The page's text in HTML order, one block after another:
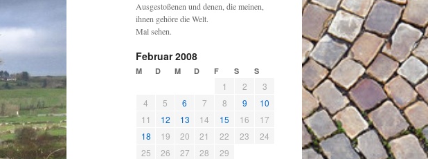
Ausgestoßenen und denen, die meinen,
ihnen gehöre die Welt.
Mal sehen.
Februar 2008
M D M D F S S
1 2
3
4
5 6 7 8 9
10
11
12 13 14 15 16
17
18
19 20 21 22 23
24
25
26 27 28
29